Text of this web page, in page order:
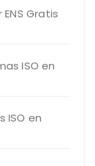
Gratis
ISO en
ISO en